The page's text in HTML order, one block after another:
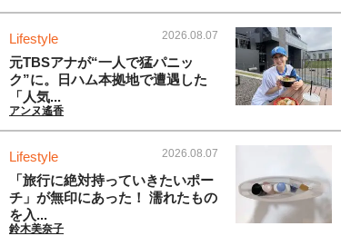
Lifestyle 2026.08.07
元TBSアナが“一人で猛パニッ
ク”に。日ハム本拠地で遭遇した
「人気...
アンヌ遙香
Lifestyle 2026.08.07
「旅行に絶対持っていきたいポー
チ」が無印にあった！ 濡れたもの
を入...
鈴木美奈子